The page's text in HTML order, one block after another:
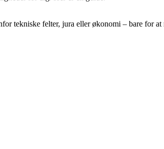
tekniske felter, jura eller økonomi – bare for